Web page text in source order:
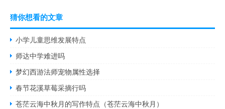
猜你想看的文章
小学儿童思维发展特点
师达中学难进吗
梦幻西游法师宠物属性选择
春节花溪草莓采摘行吗
苍茫云海中秋月的写作特点（苍茫云海中秋月）